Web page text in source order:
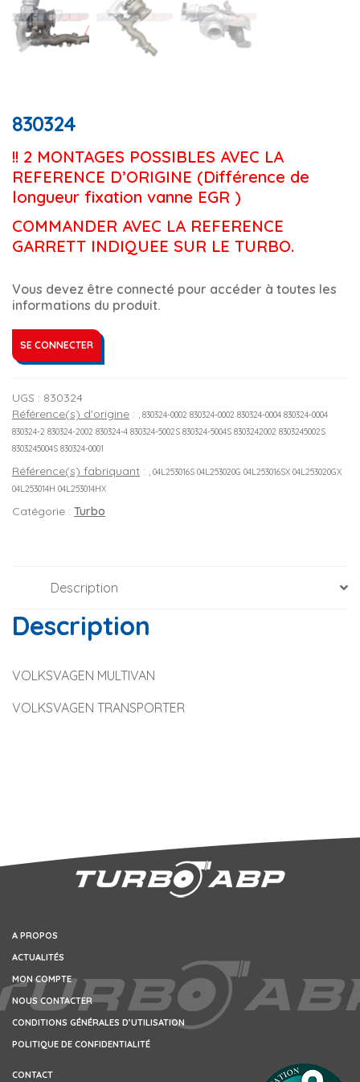
830324
!! 2 MONTAGES POSSIBLES AVEC LA
REFERENCE D’ORIGINE (Différence de
longueur fixation vanne EGR )
COMMANDER AVEC LA REFERENCE
GARRETT INDIQUEE SUR LE TURBO.
Vous devez être connecté pour accéder à toutes les
informations du produit.
SE CONNECTER
UGS : 830324
Référence(s) d'origine : , 830324-0002 830324-0002 830324-0004 830324-0004
830324-2 830324-2002 830324-4 830324-5002S 830324-5004S 8303242002 8303245002S
8303245004S 830324-0001
Référence(s) fabriquant : , 04L253016S 04L253020G 04L253016SX 04L253020GX
04L253014H 04L253014HX
Catégorie : Turbo
Description
Description
VOLKSVAGEN MULTIVAN
VOLKSVAGEN TRANSPORTER
A PROPOS
ACTUALITÉS
MON COMPTE
NOUS CONTACTER
CONDITIONS GÉNÉRALES D’UTILISATION
POLITIQUE DE CONFIDENTIALITÉ
CONTACT